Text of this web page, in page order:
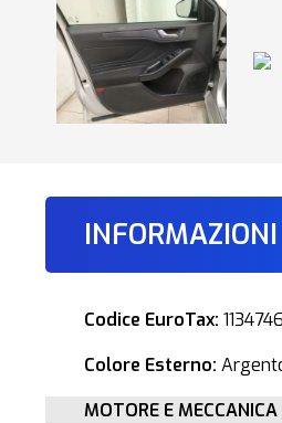
Codice EuroTax: 1134746
Colore Esterno:
MOTORE E MECCANICA